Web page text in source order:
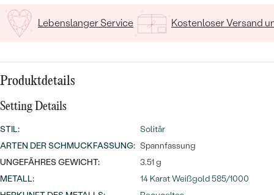
GOLD
SILBER
PERLENSCHMUCK
NACH STYL
PERSONALISIERT
SYMBOLISCH
MINIMALISTISCH
NACH ANLASS
Lebenslanger Service Kostenloser Versand
Produktdetails
Setting Details
STIL:
Solitär
ARTEN DER SCHMUCKFASSUNG: Spannfassung
UNGEFÄHRES GEWICHT:
3.51 g
METALL:
14 Karat Weißgold 585/1000